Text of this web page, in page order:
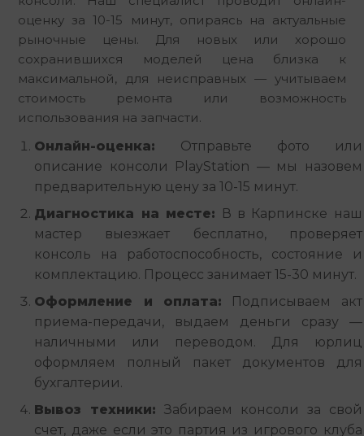
оценку за 10-15 минут, опираясь на актуальные
рыночные цены. Для новых или хорошо
сохранившихся моделей цена близка к
максимальной, для неисправных — учитываем
стоимость ремонта или возможность
использования на запчасти.
Онлайн-оценка: Отправьте фото или
описание консоли PlayStation — мы назовем
предварительную цену за 10-15 минут.
Диагностика на месте: В в Карпинске наш
мастер выезжает бесплатно, проверяет
консоль на работоспособность, состояние и
комплектацию. Процесс занимает 15-30 минут.
Оформление и оплата: Подписываем акт
приема-передачи, выдаем деньги сразу —
наличными или переводом. Для юрлиц
оформляем полный пакет документов для
бухгалтерии.
Вывоз техники: Забираем консоли за свой
счет, даже если это партия из игрового клуба